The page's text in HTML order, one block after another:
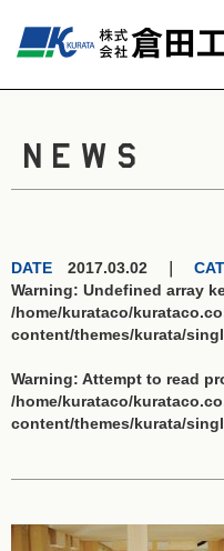
NEWS
DATE 2017.03.02 ｜
Warning: Undefined array
/home/kurataco/
content/themes/kurata/
Warning: Attempt to read
/home/kurataco/
content/themes/kurata/